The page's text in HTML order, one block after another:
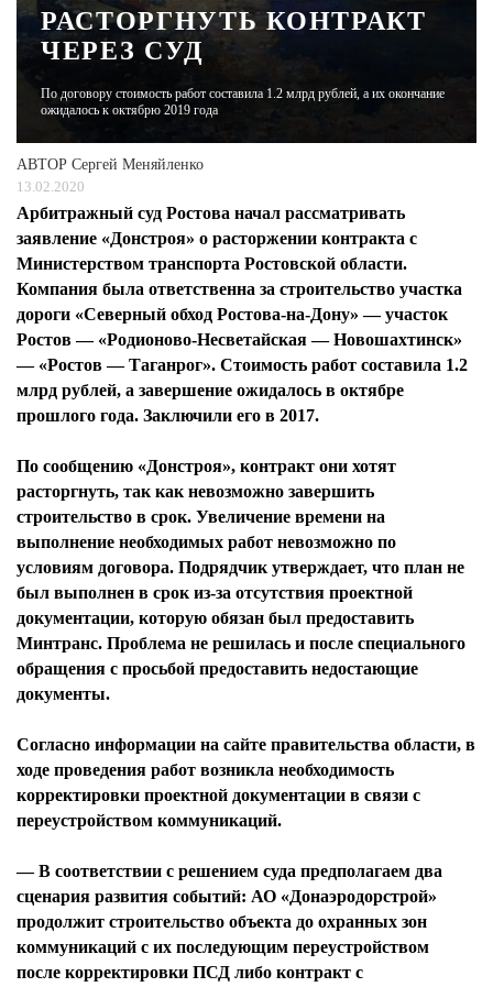
ЖУРНАЛ
РАСТОРГНУТЬ КОНТРАКТ
ЧЕРЕЗ СУД
По договору стоимость работ составила 1.2 млрд рублей, а их окончание
ожидалось к октябрю 2019 года
АВТОР Сергей Меняйленко
13.02.2020
Арбитражный суд Ростова начал рассматривать
заявление «Донстроя» о расторжении контракта с
Министерством транспорта Ростовской области.
Компания была ответственна за строительство участка
дороги «Северный обход Ростова-на-Дону» — участок
Ростов — «Родионово-Несветайская — Новошахтинск»
— «Ростов — Таганрог». Стоимость работ составила 1.2
млрд рублей, а завершение ожидалось в октябре
прошлого года. Заключили его в 2017.
По сообщению «Донстроя», контракт они хотят
расторгнуть, так как невозможно завершить
строительство в срок. Увеличение времени на
выполнение необходимых работ невозможно по
условиям договора. Подрядчик утверждает, что план не
был выполнен в срок из-за отсутствия проектной
документации, которую обязан был предоставить
Минтранс. Проблема не решилась и после специального
обращения с просьбой предоставить недостающие
документы.
Согласно информации на сайте правительства области, в
ходе проведения работ возникла необходимость
корректировки проектной документации в связи с
переустройством коммуникаций.
— В соответствии с решением суда предполагаем два
сценария развития событий: АО «Донаэродорстрой»
продолжит строительство объекта до охранных зон
коммуникаций с их последующим переустройством
после корректировки ПСД либо контракт с